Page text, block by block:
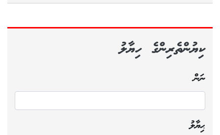
ކިޔުންތެރިންގެ ހިޔާލު
ނަން
ޙިޔާލު